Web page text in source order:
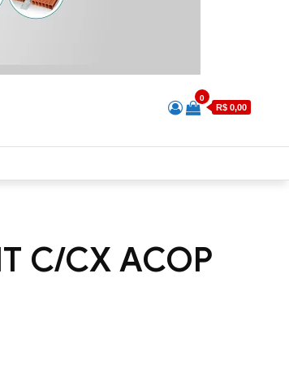
0
R$ 0,00
C/CX ACOP